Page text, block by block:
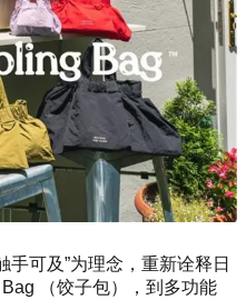
手可及”为理念，重新诠释日
（饺子包），到多功能